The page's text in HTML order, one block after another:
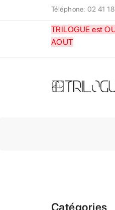
Téléphone: 02 41
TRILOGUE est
AOUT
Catégories